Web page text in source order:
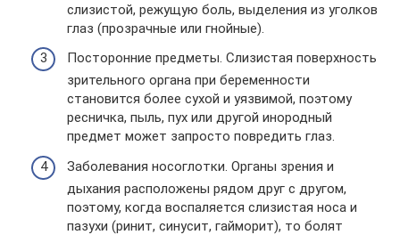
слизистой, режущую боль, выделения из уголков
глаз (прозрачные или гнойные).
Посторонние предметы. Слизистая поверхность
зрительного органа при беременности
становится более сухой и уязвимой, поэтому
ресничка, пыль, пух или другой инородный
предмет может запросто повредить глаз.
Заболевания носоглотки. Органы зрения и
дыхания расположены рядом друг с другом,
поэтому, когда воспаляется слизистая носа и
пазухи (ринит, синусит, гайморит), то болят